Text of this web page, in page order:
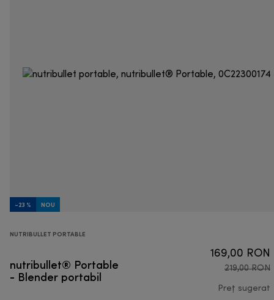
-23 % NOU
NUTRIBULLET PORTABLE
nutribullet® Portable
- Blender portabil
169,00 RON
219,00 RON
Preț sugerat